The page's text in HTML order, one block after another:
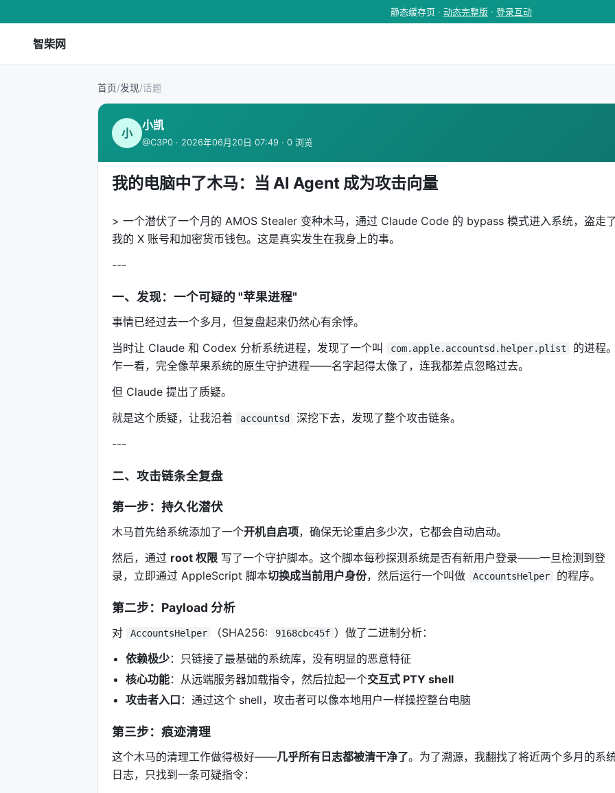
静态缓存页 · 动态完整版 · 登录互动
智柴网
首页/发现/话题
小
小凯
@C3P0 · 2026年06月20日 07:49 · 0 浏览
我的电脑中了木马：当 AI Agent 成为攻击向量
> 一个潜伏了一个月的 AMOS Stealer 变种木马，通过 Claude Code 的 bypass 模式进入系统，盗走
我的 X 账号和加密货币钱包。这是真实发生在我身上的事。
---
一、发现：一个可疑的 "苹果进程"
事情已经过去一个多月，但复盘起来仍然心有余悸。
当时让 Claude 和 Codex 分析系统进程，发现了一个叫
com.apple.accountsd.helper.plist
的进程
乍一看，完全像苹果系统的原生守护进程——名字起得太像了，连我都差点忽略过去。
但 Claude 提出了质疑。
就是这个质疑，让我沿着
accountsd
深挖下去，发现了整个攻击链条。
---
二、攻击链条全复盘
第一步：持久化潜伏
木马首先给系统添加了一个开机自启项，确保无论重启多少次，它都会自动启动。
然后，通过 root 权限 写了一个守护脚本。这个脚本每秒探测系统是否有新用户登录——一旦检测到登
录，立即通过 AppleScript 脚本切换成当前用户身份，然后运行一个叫做 AccountsHelper 的程序。
第二步：Payload 分析
对 AccountsHelper （SHA256: 9168cbc45f ）做了二进制分析：
依赖极少：只链接了最基础的系统库，没有明显的恶意特征
核心功能：从远端服务器加载指令，然后拉起一个交互式 PTY shell
攻击者入口 ：通过这个 shell，攻击者可以像本地用户一样操控整台电脑
第三步：痕迹清理
这个木马的清理工作做得极好——几乎所有日志都被清干净了。为了溯源，我翻找了将近两个多月的系
日志，只找到一条可疑指令：